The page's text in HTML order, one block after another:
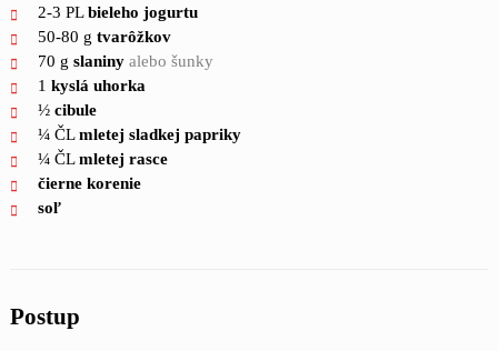
2-3 PL bieleho jogurtu
50-80 g tvarôžkov
70 g slaniny alebo šunky
1 kyslá uhorka
½ cibule
¼ ČL mletej sladkej papriky
¼ ČL mletej rasce
čierne korenie
soľ
Postup